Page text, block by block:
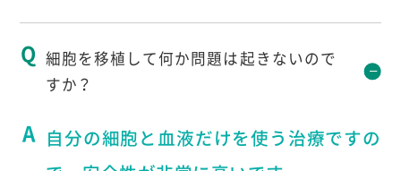
細胞を移植して何か問題は起きないので
すか？
自分の細胞と血液だけを使う治療ですの